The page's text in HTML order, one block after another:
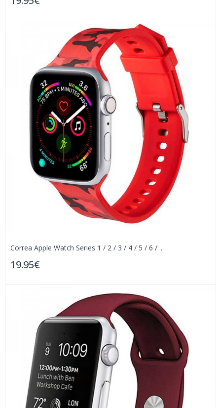
Correa Apple Watch Series 1 / 2 / 3 / 4 / 5 / 6 / ...
19.95€